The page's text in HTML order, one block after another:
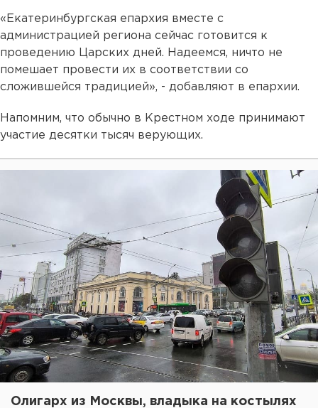
«Екатеринбургская епархия вместе с
администрацией региона сейчас готовится к
проведению Царских дней. Надеемся, ничто не
помешает провести их в соответствии со
сложившейся традицией», - добавляют в епархии.
Напомним, что обычно в Крестном ходе принимают
участие десятки тысяч верующих.
Олигарх из Москвы, владыка на костылях